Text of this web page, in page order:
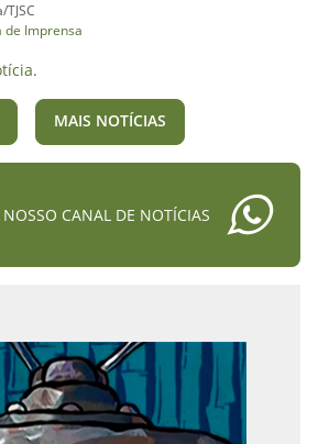
de Imprensa
MAIS NOTÍCIAS
CANAL DE NOTÍCIAS